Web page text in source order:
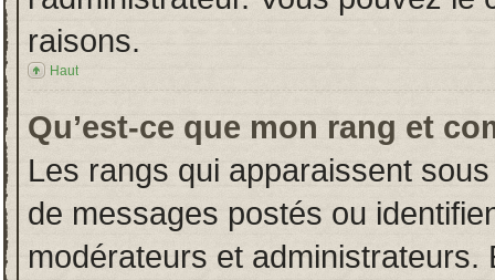
raisons.
Haut
Qu’est-ce que mon rang et
Les rangs qui apparaissent
de messages postés ou
modérateurs et